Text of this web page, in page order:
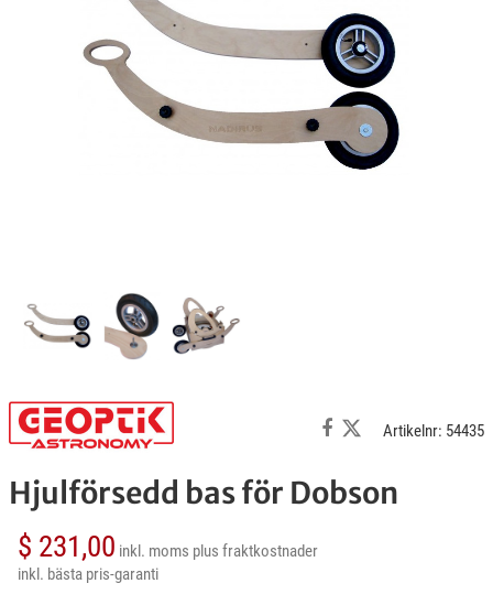
Artikelnr: 54435
Hjulförsedd bas för Dobson
$ 231,00 inkl. moms plus fraktkostnader
inkl. bästa pris-garanti